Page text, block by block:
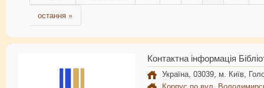
остання »
Контактна інформація
Україна, 03039, м. Київ,